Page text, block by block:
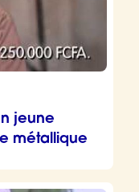
jeune
métallique